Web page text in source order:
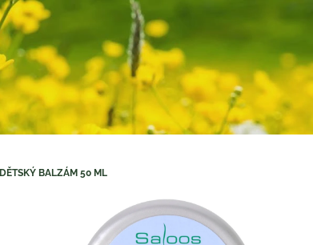
DĚTSKÝ BALZÁM 50 ML